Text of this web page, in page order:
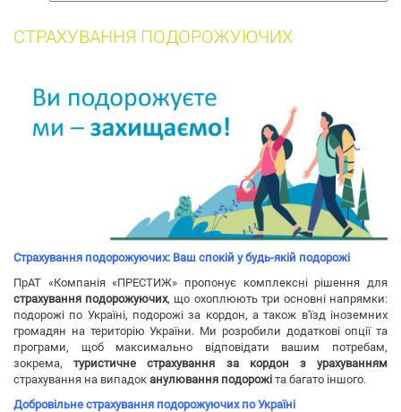
СТРАХУВАННЯ ПОДОРОЖУЮЧИХ
Страхування подорожуючих: Ваш спокій у будь-якій подорожі
ПрАТ «Компанія «ПРЕСТИЖ» пропонує комплексні рішення для
страхування подорожуючих, що охоплюють три основні напрямки:
подорожі по Україні, подорожі за кордон, а також в'їзд іноземних
громадян на територію України. Ми розробили додаткові опції та
програми, щоб максимально відповідати вашим потребам,
зокрема,туристичне страхування за кордон з урахуванням
страхування на випадок анулювання подорожі та багато іншого.
Добровільне страхування подорожуючих по Україні